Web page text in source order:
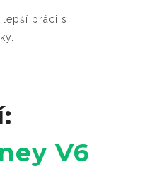
lepší práci s
V6